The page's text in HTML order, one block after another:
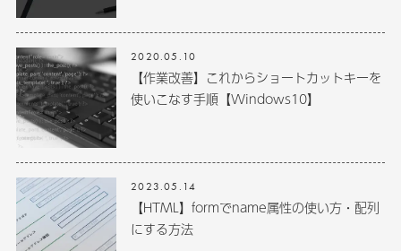
2020.05.10
【作業改善】これからショートカットキーを
使いこなす手順【Windows10】
2023.05.14
【HTML】formでname属性の使い方・配列
にする方法